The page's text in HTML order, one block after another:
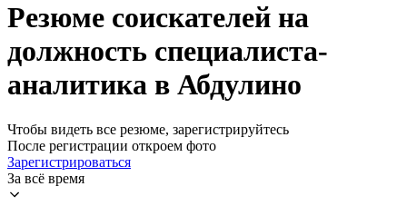
Резюме соискателей на
должность специалиста-
аналитика в Абдулино
Чтобы видеть все резюме, зарегистрируйтесь
После регистрации откроем фото
Зарегистрироваться
За всё время